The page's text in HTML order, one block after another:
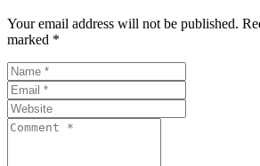
Your email address will not be published.
marked *